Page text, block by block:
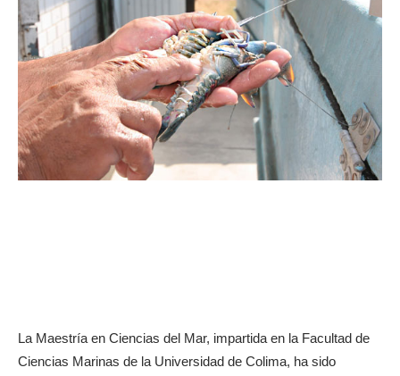
La Maestría en Ciencias del Mar, impartida en la Facultad de
Ciencias Marinas de la Universidad de Colima, ha sido